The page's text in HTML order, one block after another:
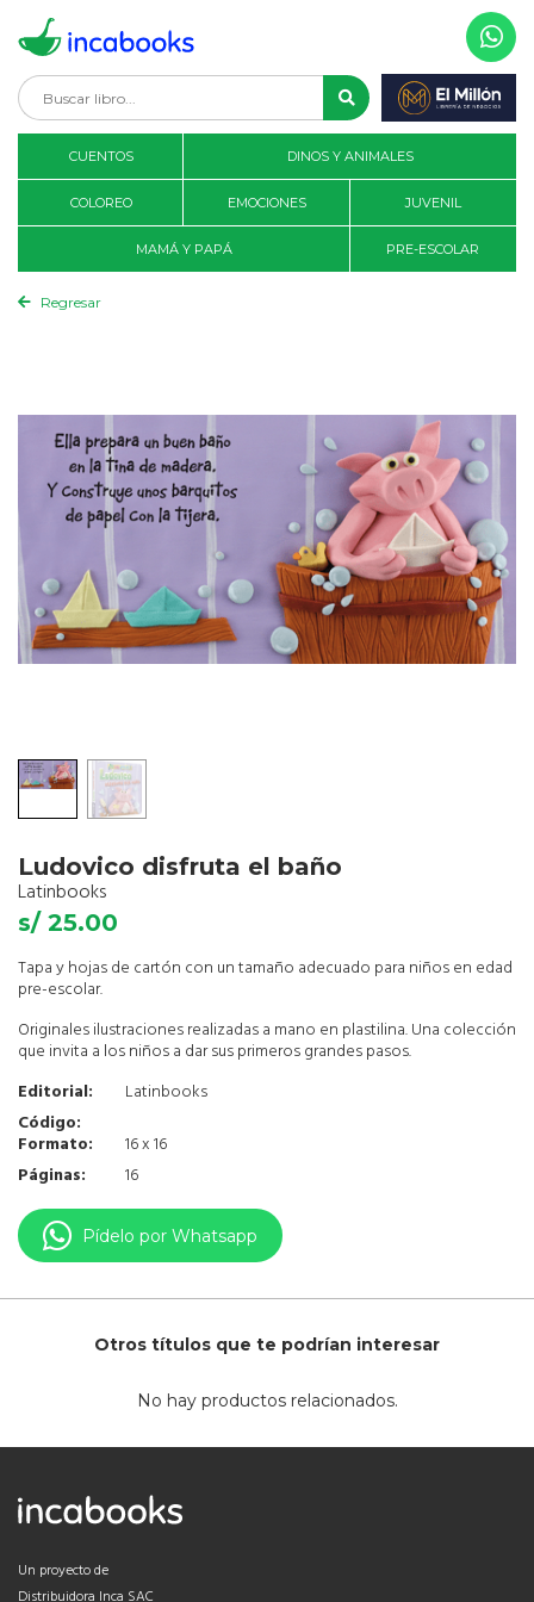
CUENTOS DINOS Y ANIMALES
COLOREO EMOCIONES JUVENIL
MAMÁ Y PAPÁ PRE-ESCOLAR
Regresar
Ludovico disfruta el baño
Latinbooks
s/ 25.00
Tapa y hojas de cartón con un tamaño adecuado para niños en edad
pre-escolar.
Originales ilustraciones realizadas a mano en plastilina. Una colección
que invita a los niños a dar sus primeros grandes pasos.
Editorial:
Latinbooks
Código:
Formato:
16 x 16
Páginas:
16
Pídelo por Whatsapp
Otros títulos que te podrían interesar
No hay productos relacionados.
Un proyecto de
Distribuidora Inca SAC